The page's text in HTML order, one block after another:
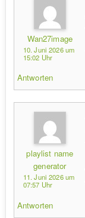
Wan27image
10. Juni 2026 um
15:02 Uhr
Antworten
playlist name
generator
11. Juni 2026 um
07:57 Uhr
Antworten